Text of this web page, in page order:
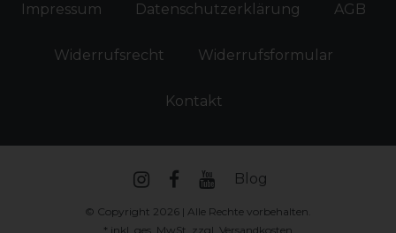
Impressum Daten­schutz­erklärung AGB
Widerrufs­recht Widerrufs­formular
Kontakt
Blog
© Copyright 2026 | Alle Rechte vorbehalten.
* inkl. ges. MwSt. zzgl. Versandkosten